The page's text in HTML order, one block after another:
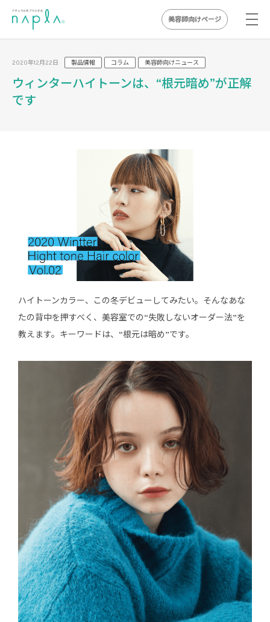
content
美容師向けページ
2020年12月22日 製品情報 コラム 美容師向けニュース
ウィンターハイトーンは、“根元暗め”が正解
です
ハイトーンカラー、この冬デビューしてみたい。そんなあな
たの背中を押すべく、美容室での“失敗しないオーダー法”を
教えます。キーワードは、“根元は暗め”です。